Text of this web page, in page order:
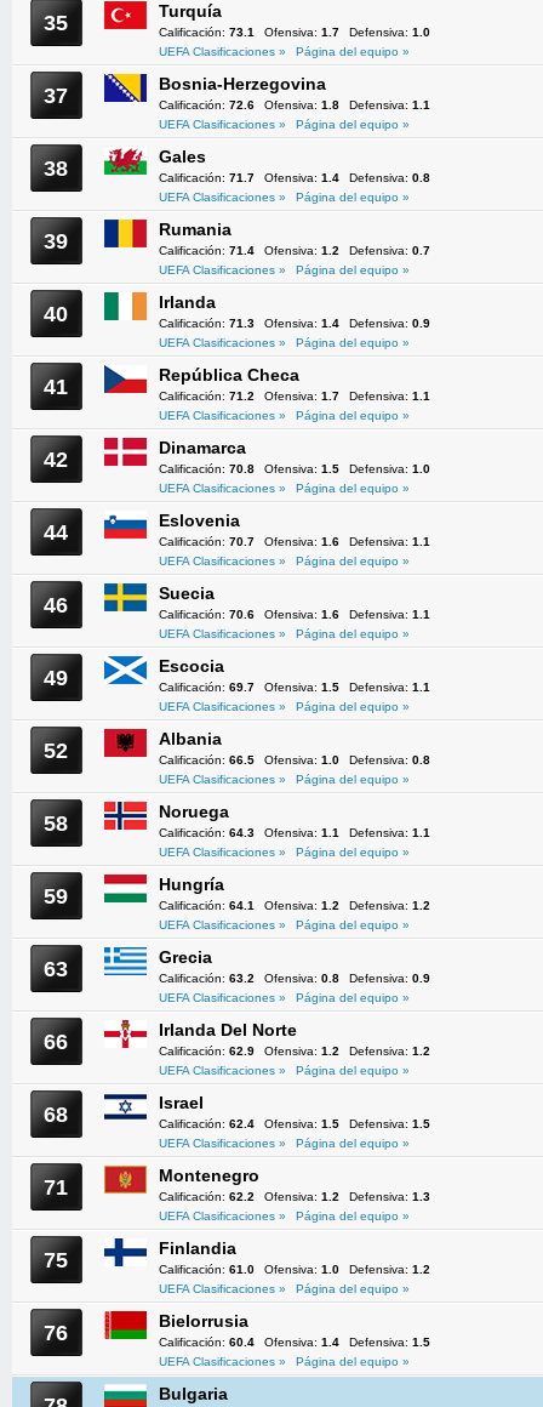
35 Turquía
Calificación: 73.1 Ofensiva: 1.7 Defensiva: 1.0
UEFA Clasificaciones »
Página del equipo »
37 Bosnia-Herzegovina
Calificación: 72.6 Ofensiva: 1.8 Defensiva: 1.1
UEFA Clasificaciones »
Página del equipo »
38 Gales
Calificación: 71.7 Ofensiva: 1.4 Defensiva: 0.8
UEFA Clasificaciones »
Página del equipo »
39 Rumania
Calificación: 71.4 Ofensiva: 1.2 Defensiva: 0.7
UEFA Clasificaciones »
Página del equipo »
40 Irlanda
Calificación: 71.3 Ofensiva: 1.4 Defensiva: 0.9
UEFA Clasificaciones »
Página del equipo »
41 República Checa
Calificación: 71.2 Ofensiva: 1.7 Defensiva: 1.1
UEFA Clasificaciones »
Página del equipo »
42 Dinamarca
Calificación: 70.8 Ofensiva: 1.5 Defensiva: 1.0
UEFA Clasificaciones »
Página del equipo »
44 Eslovenia
Calificación: 70.7 Ofensiva: 1.6 Defensiva: 1.1
UEFA Clasificaciones »
Página del equipo »
46 Suecia
Calificación: 70.6 Ofensiva: 1.6 Defensiva: 1.1
UEFA Clasificaciones »
Página del equipo »
49 Escocia
Calificación: 69.7 Ofensiva: 1.5 Defensiva: 1.1
UEFA Clasificaciones »
Página del equipo »
52 Albania
Calificación: 66.5 Ofensiva: 1.0 Defensiva: 0.8
UEFA Clasificaciones »
Página del equipo »
58 Noruega
Calificación: 64.3 Ofensiva: 1.1 Defensiva: 1.1
UEFA Clasificaciones »
Página del equipo »
59 Hungría
Calificación: 64.1 Ofensiva: 1.2 Defensiva: 1.2
UEFA Clasificaciones »
Página del equipo »
63 Grecia
Calificación: 63.2 Ofensiva: 0.8 Defensiva: 0.9
UEFA Clasificaciones »
Página del equipo »
66 Irlanda Del Norte
Calificación: 62.9 Ofensiva: 1.2 Defensiva: 1.2
UEFA Clasificaciones »
Página del equipo »
68 Israel
Calificación: 62.4 Ofensiva: 1.5 Defensiva: 1.5
UEFA Clasificaciones »
Página del equipo »
71 Montenegro
Calificación: 62.2 Ofensiva: 1.2 Defensiva: 1.3
UEFA Clasificaciones »
Página del equipo »
75 Finlandia
Calificación: 61.0 Ofensiva: 1.0 Defensiva: 1.2
UEFA Clasificaciones »
Página del equipo »
76 Bielorrusia
Calificación: 60.4 Ofensiva: 1.4 Defensiva: 1.5
UEFA Clasificaciones »
Página del equipo »
Bulgaria